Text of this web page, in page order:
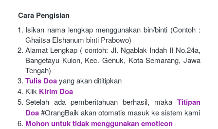
Cara Pengisian
Isikan nama lengkap menggunakan bin/binti (Contoh :
Ghaitsa Elshanum binti Prabowo)
Alamat Lengkap ( contoh: Jl. Ngablak Indah II No.24a,
Bangetayu Kulon, Kec. Genuk, Kota Semarang, Jawa
Tengah)
Tulis Doayang akan dititipkan
Klik Kirim Doa
Setelah ada pemberitahuan berhasil, maka Titipan
Doa#OrangBaik akan otomatis masuk ke sistem kami
Mohon untuk tidak menggunakan emoticon